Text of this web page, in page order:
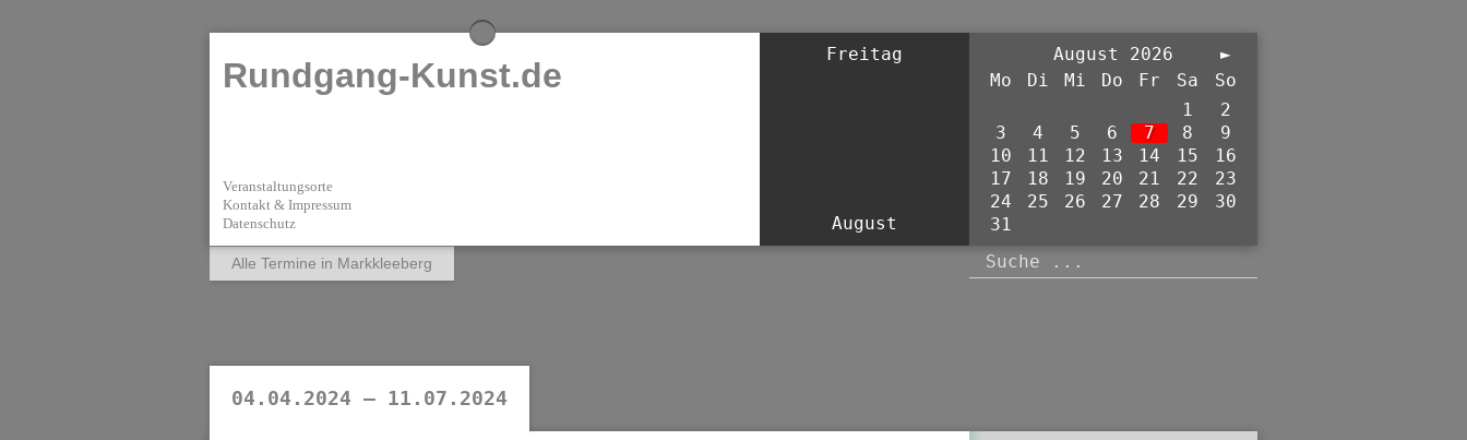
Rundgang-Kunst.de
Veranstaltungsorte
Kontakt & Impressum
Datenschutz
Freitag
August
►
August 2026
Mo
Di Mi Do Fr Sa
So
1
2
3
4 5 6 7 8
9
10
11 12 13 14 15
16
17
18 19 20 21 22
23
24
25 26 27 28 29
30
31
Alle Termine in Markkleeberg
04.04.2024 — 11.07.2024